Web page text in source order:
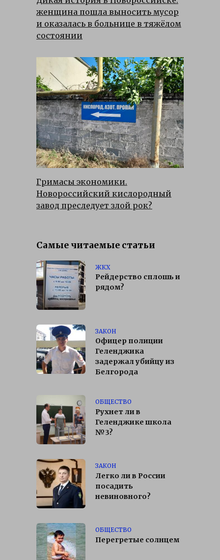
женщина пошла выносить мусор
и оказалась в больнице в тяжёлом
состоянии
Гримасы экономики.
Новороссийский кислородный
завод преследует злой рок?
Самые читаемые статьи
ЖКХ
Рейдерство сплошь и
рядом?
ЗАКОН
Офицер полиции
Геленджика
задержал убийцу из
Белгорода
ОБЩЕСТВО
Рухнет ли в
Геленджике школа
№3?
ЗАКОН
Легко ли в России
посадить
невиновного?
ОБЩЕСТВО
Перегретые солнцем